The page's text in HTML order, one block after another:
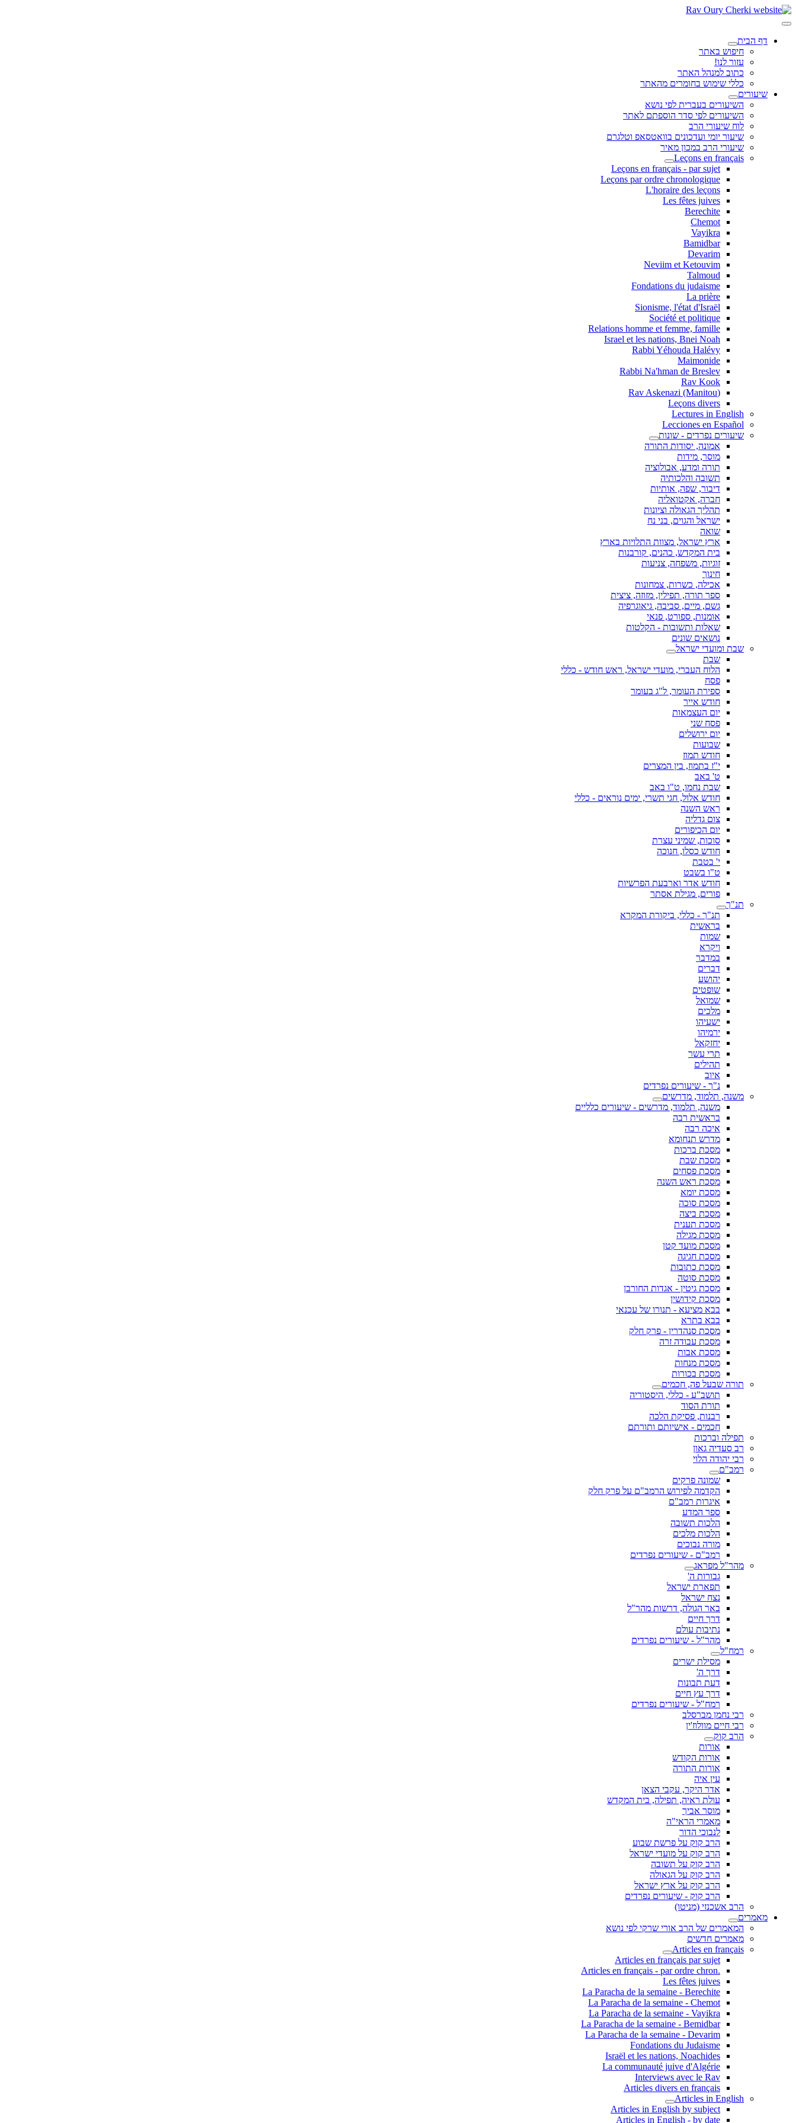
דף הבית
חיפוש באתר
עזור לנו!
כתוב למנהל האתר
כללי שימוש בחומרים מהאתר
שיעורים
השיעורים בעברית לפי נושא
השיעורים לפי סדר הוספתם לאתר
לוח שיעורי הרב
שיעור יומי ועדכונים בוואטסאפ וטלגרם
שיעורי הרב במכון מאיר
Leçons en français
Leçons en français - par sujet
Leçons par ordre chronologique
L'horaire des leçons
Les fêtes juives
Berechite
Chemot
Vayikra
Bamidbar
Devarim
Neviim et Ketouvim
Talmoud
Fondations du judaisme
La prière
Sionisme, l'état d'Israël
Société et politique
Relations homme et femme, famille
Israel et les nations, Bnei Noah
Rabbi Yéhouda Halévy
Maimonide
Rabbi Na'hman de Breslev
Rav Kook
(Rav Askenazi (Manitou
Leçons divers
Lectures in English
Lecciones en Español
שיעורים נפרדים - שונות
אמונה, יסודות התורה
מוסר, מידות
תורה ומדע, אבולוציה
תשובה והלכותיה
דיבור, שפה, אותיות
חברה, אקטואליה
תהליך הגאולה וציונות
ישראל והגוים, בני נח
שואה
ארץ ישראל, מצוות התלויות בארץ
בית המקדש, כהנים, קורבנות
זוגיות, משפחה, צניעות
חינוך
אכילה, כשרות, צמחונות
ספר תורה, תפילין, מזוזה, ציצית
גשם, מיים, סביבה, גיאוגרפיה
אומנות, ספורט, פנאי
שאלות ותשובות - הקלטות
נושאים שונים
שבת ומועדי ישראל
שבת
הלוח העברי, מועדי ישראל, ראש חודש - כללי
פסח
ספירת העומר, ל"ג בעומר
חודש אייר
יום העצמאות
פסח שני
יום ירושלים
שבועות
חודש תמוז
י"ז בתמוז, בין המצרים
ט' באב
שבת נחמו, ט"ו באב
חודש אלול, חגי תשרי, ימים נוראים - כללי
ראש השנה
צום גדליה
יום הכיפורים
סוכות, שמיני עצרת
חודש כסלו, חנוכה
י' בטבת
ט"ו בשבט
חודש אדר וארבעת הפרשיות
פורים, מגילת אסתר
תנ"ך
תנ"ך - כללי, ביקורת המקרא
בראשית
שמות
ויקרא
במדבר
דברים
יהושע
שופטים
שמואל
מלכים
ישעיהו
ירמיהו
יחזקאל
תרי עשר
תהילים
איוב
נ"ך - שיעורים נפרדים
משנה, תלמוד, מדרשים
משנה, תלמוד, מדרשים - שיעורים כלליים
בראשית רבה
איכה רבה
מדרש תנחומא
מסכת ברכות
מסכת שבת
מסכת פסחים
מסכת ראש השנה
מסכת יומא
מסכת סוכה
מסכת ביצה
מסכת תענית
מסכת מגילה
מסכת מועד קטן
מסכת חגיגה
מסכת כתובות
מסכת סוטה
מסכת גיטין - אגדות החורבן
מסכת קידושין
בבא מציעא - תנורו של עכנאי
בבא בתרא
מסכת סנהדרין - פרק חלק
מסכת עבודה זרה
מסכת אבות
מסכת מנחות
מסכת בכורות
תורה שבעל פה, חכמים
תושב"ע - כללי, היסטוריה
תורת הסוד
רבנות, פסיקת הלכה
חכמים - אישיותם ותורתם
תפילה וברכות
רב סעדיה גאון
רבי יהודה הלוי
רמב"ם
שמונה פרקים
הקדמה לפירוש הרמב"ם על פרק חלק
איגרות רמב"ם
ספר המדע
הלכות תשובה
הלכות מלכים
מורה נבוכים
רמב"ם - שיעורים נפרדים
מהר"ל מפראג
גבורות ה'
תפארת ישראל
נצח ישראל
באר הגולה, דרשות מהר"ל
דרך חיים
נתיבות עולם
מהר"ל - שיעורים נפרדים
רמח"ל
מסילת ישרים
דרך ה'
דעת תבונות
דרך עץ חיים
רמח"ל - שיעורים נפרדים
רבי נחמן מברסלב
רבי חיים מוולוז'ין
הרב קוק
אורות
אורות הקודש
אורות התורה
עין איה
אדר היקר, עקבי הצאן
עולת ראיה, תפילה, בית המקדש
מוסר אביך
מאמרי הראי"ה
לנבוכי הדור
הרב קוק על פרשת שבוע
הרב קוק על מועדי ישראל
הרב קוק על תשובה
הרב קוק על הגאולה
הרב קוק על ארץ ישראל
הרב קוק - שיעורים נפרדים
הרב אשכנזי (מניטו)
מאמרים
המאמרים של הרב אורי שרקי לפי נושא
מאמרים חדשים
Articles en français
Articles en français par sujet
.Articles en français - par ordre chron
Les fêtes juives
La Paracha de la semaine - Berechite
La Paracha de la semaine - Chemot
La Paracha de la semaine - Vayikra
La Paracha de la semaine - Bemidbar
La Paracha de la semaine - Devarim
Fondations du Judaisme
Israël et les nations, Noachides
La communauté juive d'Algérie
Interviews avec le Rav
Articles divers en français
Articles in English
Articles in English by subject
Articles in English - by date